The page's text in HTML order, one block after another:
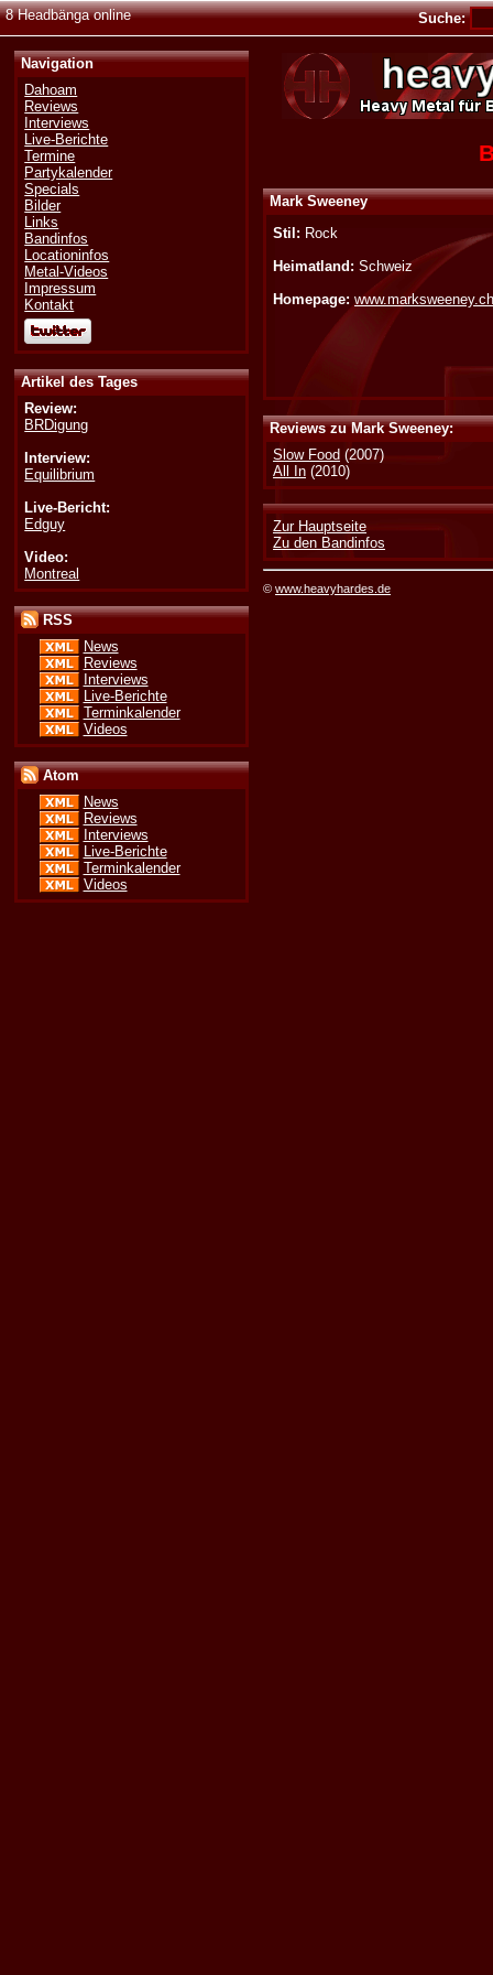
8 Headbänga online Suche:
Navigation
Dahoam
Reviews
Interviews
Live-Berichte
Termine
Partykalender
Specials
Bilder
Links
Bandinfos
Locationinfos
Metal-Videos
Impressum
Kontakt
Artikel des Tages
Review:
BRDigung
Interview:
Equilibrium
Live-Bericht:
Edguy
Video:
Montreal
RSS
News
Reviews
Interviews
Live-Berichte
Terminkalender
Videos
Atom
News
Reviews
Interviews
Live-Berichte
Terminkalender
Videos
Mark Sweeney
Stil: Rock
Heimatland: Schweiz
Homepage:
Reviews zu Mark Sweeney:
Slow Food (2007)
All In (2010)
Zur Hauptseite
Zu den Bandinfos
©www.heavyhardes.de